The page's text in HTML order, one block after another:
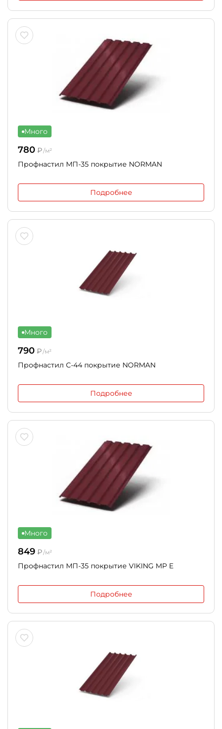
Много
780 ₽/м²
Профнастил МП-35 покрытие NORMAN
Подробнее
Много
790 ₽/м²
Профнастил С-44 покрытие NORMAN
Подробнее
Много
849 ₽/м²
Профнастил МП-35 покрытие VIKING MP E
Подробнее